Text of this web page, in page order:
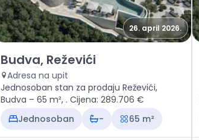
26. april 2026.
Prodaja - Stan Budva, Reževići
Budva, Reževići
Adresa na upit
Jednosoban stan za prodaju Reževići,
Budva – 65 m², . Cijena: 289.706 €
Jednosoban
- 65 m²